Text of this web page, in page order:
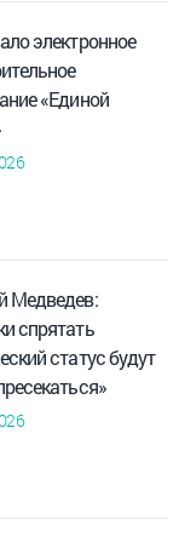
электронное
«Единой
Медведев:
спрятать
статус будут